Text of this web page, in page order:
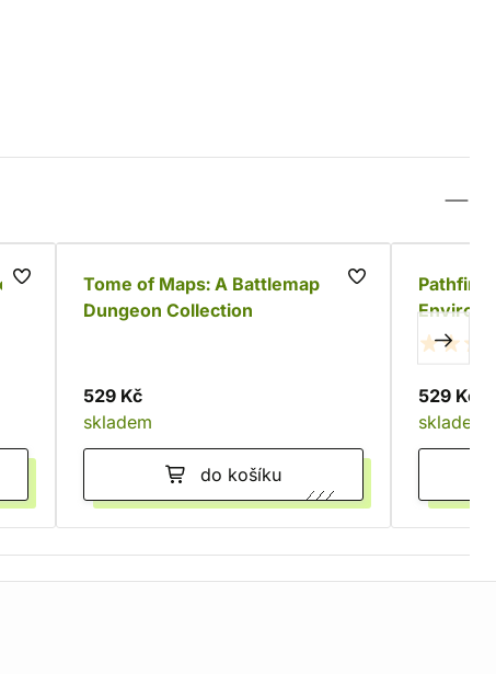
Tome of Maps: A Battlemap
Dungeon Collection
529 Kč
skladem
do košíku
529 Kč
skladem